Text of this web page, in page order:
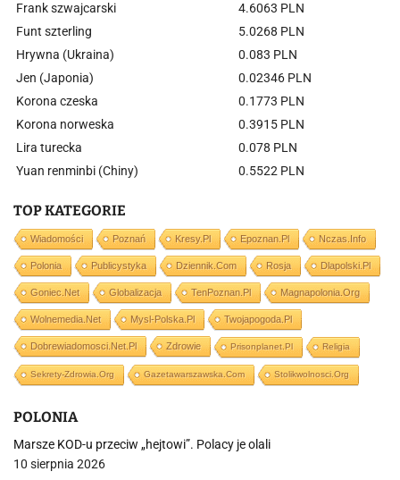
Frank szwajcarski
4.6063 PLN
Funt szterling
5.0268 PLN
Hrywna (Ukraina)
0.083 PLN
Jen (Japonia)
0.02346 PLN
Korona czeska
0.1773 PLN
Korona norweska
0.3915 PLN
Lira turecka
0.078 PLN
Yuan renminbi (Chiny)
0.5522 PLN
TOP KATEGORIE
Wiadomości Poznań Kresy.pl Epoznan.pl Nczas.info
Polonia Publicystyka Dziennik.com Rosja Dlapolski.pl
Goniec.net Globalizacja TenPoznan.pl Magnapolonia.org
Wolnemedia.net Mysl-Polska.pl Twojapogoda.pl
Dobrewiadomosci.net.pl Zdrowie Prisonplanet.pl Religia
Sekrety-Zdrowia.org Gazetawarszawska.com Stolikwolnosci.org
POLONIA
Marsze KOD-u przeciw „hejtowi”. Polacy je olali
10 sierpnia 2026